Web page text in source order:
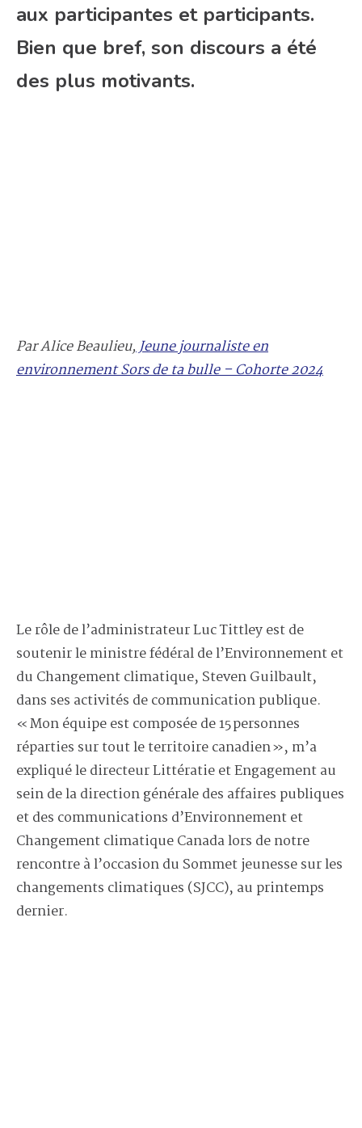
aux participantes et participants.
Bien que bref, son discours a été
des plus motivants.
Par Alice Beaulieu,Jeune journaliste en
environnement Sors de ta bulle – Cohorte 2024
Le rôle de l’administrateur Luc Tittley est de
soutenir le ministre fédéral de l’Environnement et
du Changement climatique, Steven Guilbault,
dans ses activités de communication publique.
« Mon équipe est composée de 15 personnes
réparties sur tout le territoire canadien », m’a
expliqué le directeur Littératie et Engagement au
sein de la direction générale des affaires publiques
et des communications d’Environnement et
Changement climatique Canada lors de notre
rencontre à l’occasion du Sommet jeunesse sur les
changements climatiques (SJCC), au printemps
dernier.